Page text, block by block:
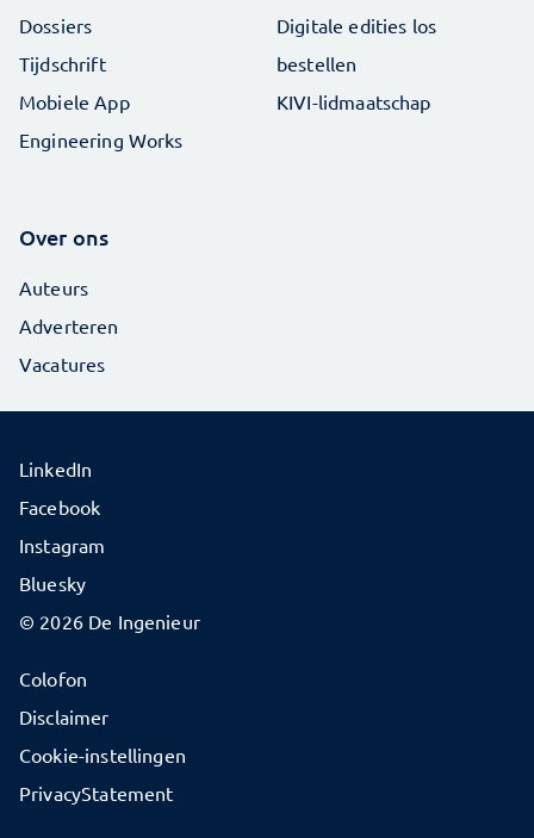
Dossiers
Tijdschrift
Mobiele App
Engineering Works
Digitale edities los
bestellen
KIVI-lidmaatschap
Over ons
Auteurs
Adverteren
Vacatures
© 2026 De Ingenieur
Colofon
Disclaimer
Cookie-instellingen
PrivacyStatement
LinkedIn
Facebook
Instagram
Bluesky